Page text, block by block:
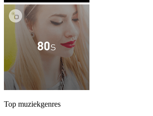
Top muziekgenres